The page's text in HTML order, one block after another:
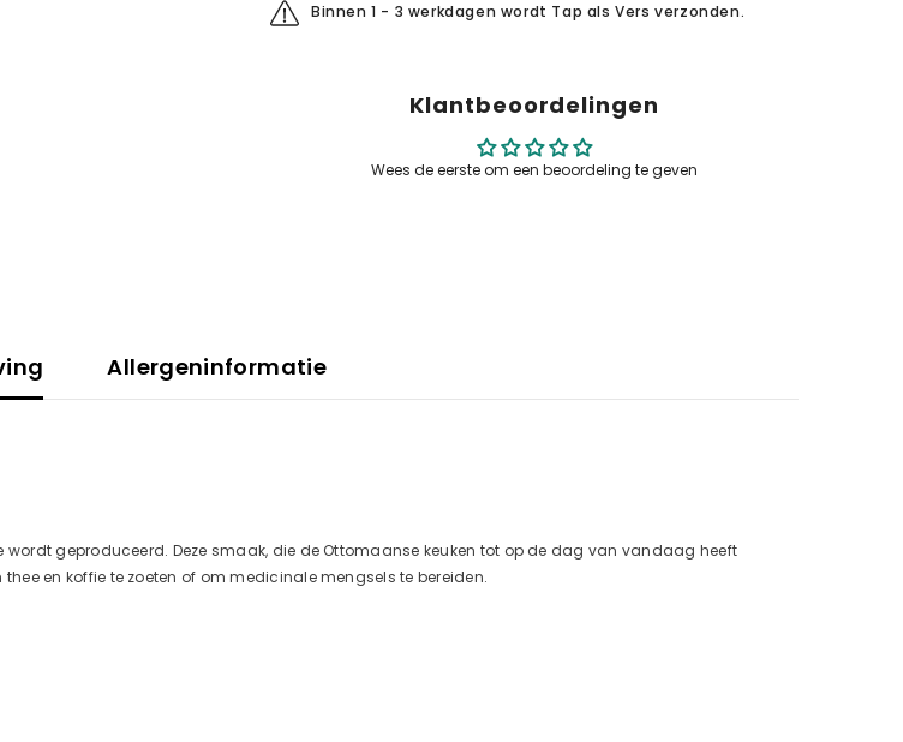
Binnen 1 - 3 werkdagen wordt Tap als Vers verzonden.
Klantbeoordelingen
Wees de eerste om een beoordeling te geven
Allergeninformatie
wordt geproduceerd. Deze smaak, die de Ottomaanse keuken tot op de dag van vandaag heeft
en koffie te zoeten of om medicinale mengsels te bereiden.